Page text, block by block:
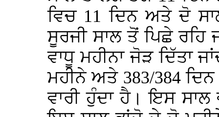
ਵਿਚ 11 ਦਿਨ ਅਤੇ ਦੋ
ਸੂਰਜੀ ਸਾਲ ਤੋਂ ਪਿਛੇ ਰਹਿ
ਵਾਧੂ ਮਹੀਨਾ ਜੋੜ ਦਿੱਤਾ
ਮਹੀਨੇ ਅਤੇ 383/384
ਵਾਰੀ ਹੁੰਦਾ ਹੈ। ਇਸ